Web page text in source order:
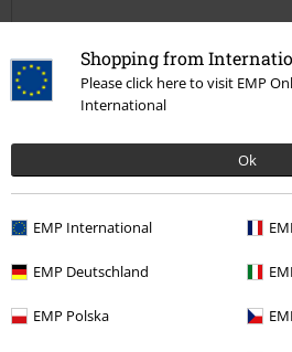
Shopping from
Please click here to visit EMP
International
Ok
EMP International
EMP Deutschland
EMP Polska
Qualité
Coupe
Trop étroit
Parfait
Trop court
Parfait
avis vérifié